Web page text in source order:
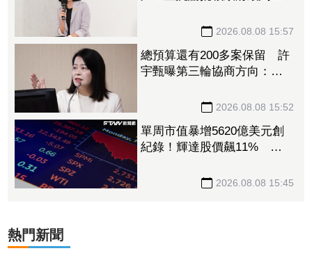
2026.08.08 15:57
總預算還有200多案保留 許
宇甄曝第三輪協商方向：還
2026.08.08 15:52
單周市值暴增5620億美元創
紀錄！輝達股價飆11% 馬
2026.08.08 15:45
熱門新聞